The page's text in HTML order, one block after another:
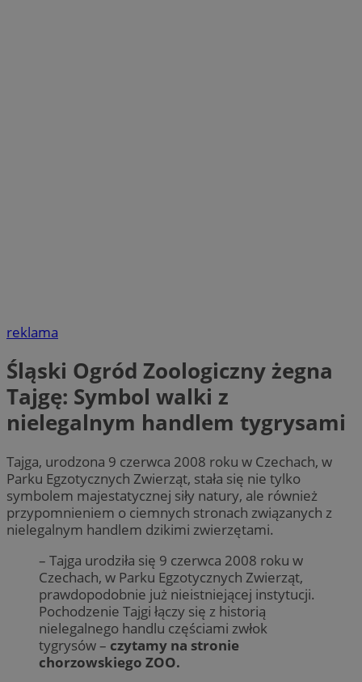
reklama
Śląski Ogród Zoologiczny żegna
Tajgę: Symbol walki z
nielegalnym handlem tygrysami
Tajga, urodzona 9 czerwca 2008 roku w Czechach, w
Parku Egzotycznych Zwierząt, stała się nie tylko
symbolem majestatycznej siły natury, ale również
przypomnieniem o ciemnych stronach związanych z
nielegalnym handlem dzikimi zwierzętami.
– Tajga urodziła się 9 czerwca 2008 roku w
Czechach, w Parku Egzotycznych Zwierząt,
prawdopodobnie już nieistniejącej instytucji.
Pochodzenie Tajgi łączy się z historią
nielegalnego handlu częściami zwłok
tygrysów – czytamy na stronie
chorzowskiego ZOO.